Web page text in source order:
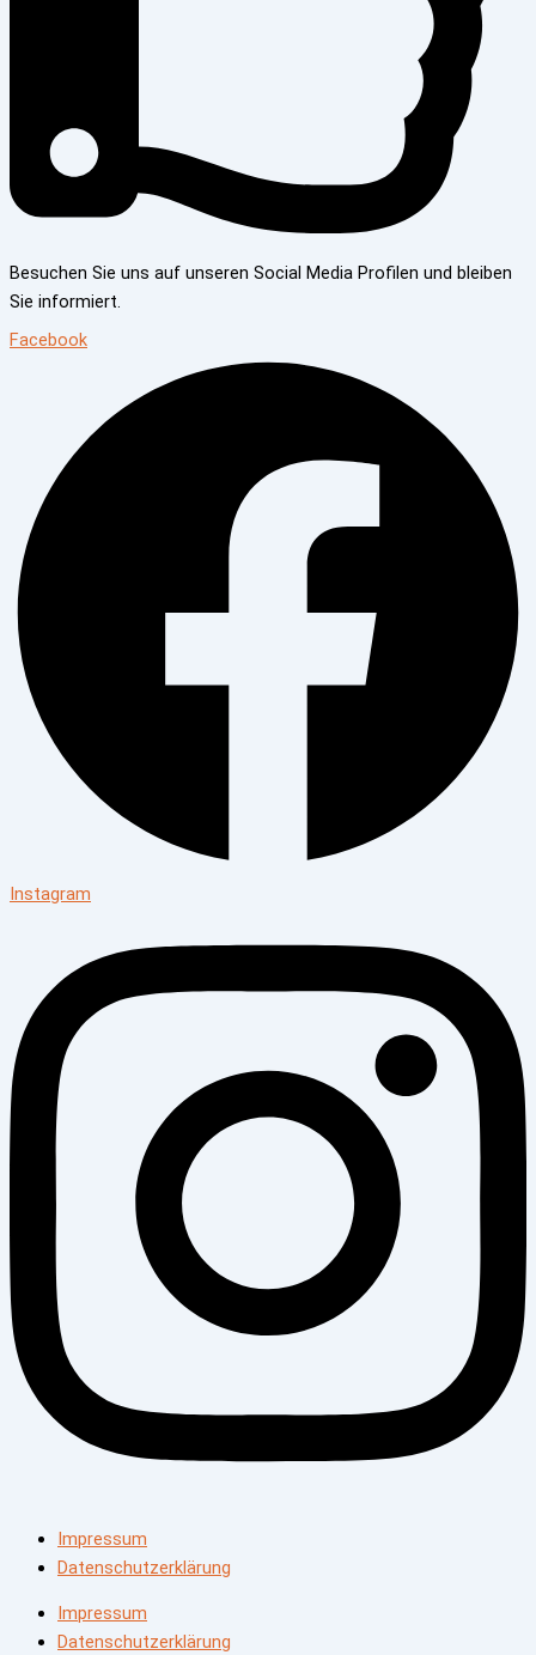
Besuchen Sie uns auf unseren Social Media Profilen und bleiben
Sie informiert.
Facebook
Instagram
Impressum
Datenschutzerklärung
Impressum
Datenschutzerklärung